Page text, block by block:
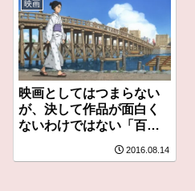
のアニメ
映画
映画としてはつまらない
が、決して作品が面白く
ないわけではない「百日
2016.08.14